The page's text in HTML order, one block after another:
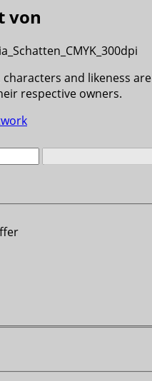
von
and likeness are
respective owners.